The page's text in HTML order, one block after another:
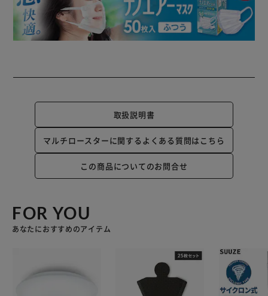
取扱説明書
マルチロースターに関するよくある質問はこちら
この商品についてのお問合せ
FOR YOU
あなたにおすすめのアイテム